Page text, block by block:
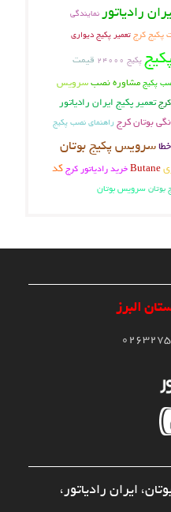
رادیاتورنمایندگی
پکیج کرجتعمیر پکیج دیواری
پکیج 24000
قیمت
پکیجمشاوره نصبسرویس
تعمیر پکیج ایران رادیاتور
بوتان کرج راهنمای نصب پکیج
خطاسرویس پکیج بوتان
Butaneخرید رادیاتور کرجکد
سرویس بوتان
البرز
ایران رادیاتور،